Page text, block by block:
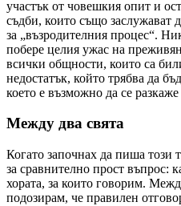
участък от човешкия опит и
съдби, които също заслужават
за „възродителния процес“.
побере целия ужас на
всички общности, които са
недостатък, който трябва да
което е възможно да се
Между два свята
Когато започнах да пиша този
за сравнително прост въпрос:
хората, за които говорим.
подозирам, че правилен